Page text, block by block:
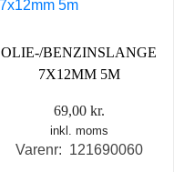
OLIE-/BENZINSLANGE
7X12MM 5M
69,00 kr.
inkl. moms
Varenr: 121690060